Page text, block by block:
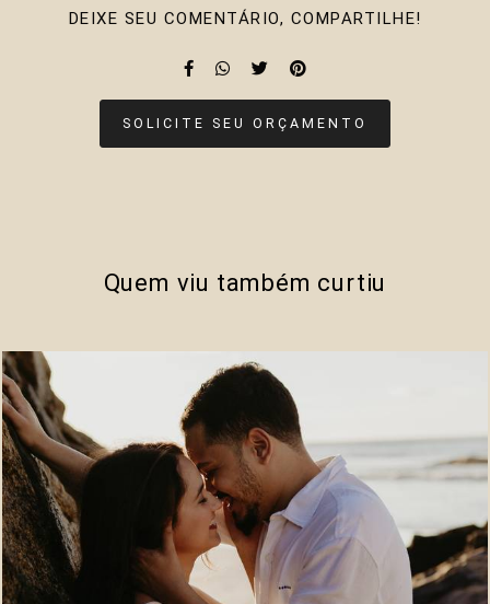
DEIXE SEU COMENTÁRIO, COMPARTILHE!
SOLICITE SEU ORÇAMENTO
Quem viu também curtiu
120 0